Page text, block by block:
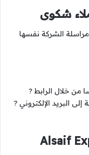
شكوى
الشركة نفسها
خلال الرابط ?
إلى البريد الإلكتروني ?
Alsaif